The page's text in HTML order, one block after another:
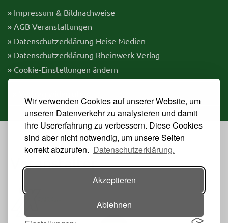
Wir verwenden Cookies auf unserer Website, um
unseren Datenverkehr zu analysieren und damit
ihre Usererfahrung zu verbessern. Diese Cookies
sind aber nicht notwendig, um unsere Seiten
korrekt abzurufen. Datenschutzerklärung.
Akzeptieren
Ablehnen
» Impressum & Bildnachweise
» AGB Veranstaltungen
» Datenschutzerklärung Heise Medien
» Datenschutzerklärung Rheinwerk Verlag
» Cookie-Einstellungen ändern
Veranstalter